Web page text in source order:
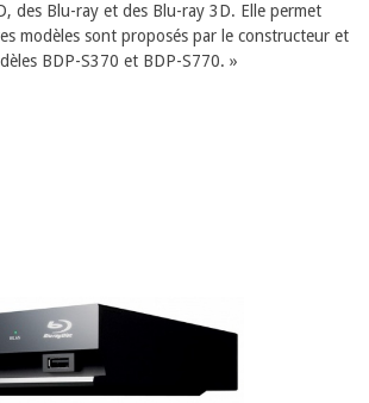
des Blu-ray et des Blu-ray 3D. Elle permet
modèles sont proposés par le constructeur et
BDP-S370 et BDP-S770. »